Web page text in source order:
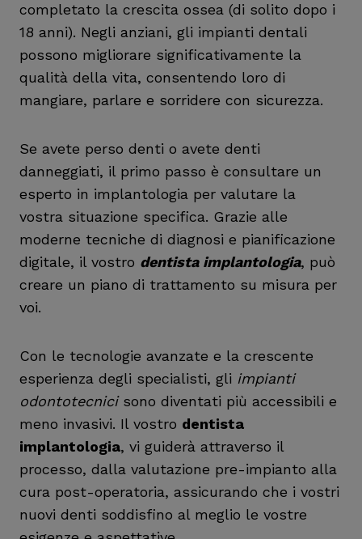
completato la crescita ossea (di solito dopo i
18 anni). Negli anziani, gli impianti dentali
possono migliorare significativamente la
qualità della vita, consentendo loro di
mangiare, parlare e sorridere con sicurezza.
Se avete perso denti o avete denti
danneggiati, il primo passo è consultare un
esperto in implantologia per valutare la
vostra situazione specifica. Grazie alle
moderne tecniche di diagnosi e pianificazione
digitale, il vostro dentista implantologia, può
creare un piano di trattamento su misura per
voi.
Con le tecnologie avanzate e la crescente
esperienza degli specialisti, gli impianti
odontotecnicisono diventati più accessibili e
meno invasivi. Il vostro dentista
implantologia, vi guiderà attraverso il
processo, dalla valutazione pre-impianto alla
cura post-operatoria, assicurando che i vostri
nuovi denti soddisfino al meglio le vostre